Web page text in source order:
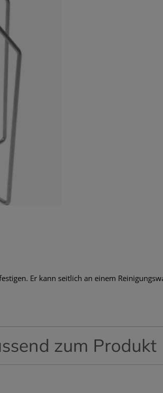
Er kann seitlich an einem
zum Produkt